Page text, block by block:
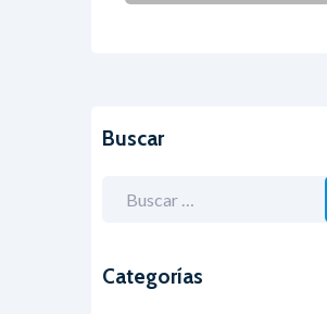
Buscar
Categorías